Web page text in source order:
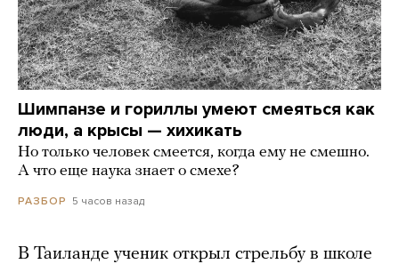
Шимпанзе и гориллы умеют смеяться как
люди, а крысы — хихикать
Но только человек смеется, когда ему не смешно.
А что еще наука знает о смехе?
РАЗБОР 5 часов назад
В Таиланде ученик открыл стрельбу в школе